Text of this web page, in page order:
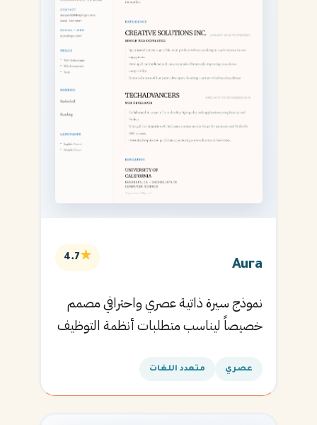
Aura
★
4.7
نموذج سيرة ذاتية عصري واحترافي مصمم
خصيصاً ليناسب متطلبات أنظمة التوظيف
القادمة.
عصري متعدد اللغات